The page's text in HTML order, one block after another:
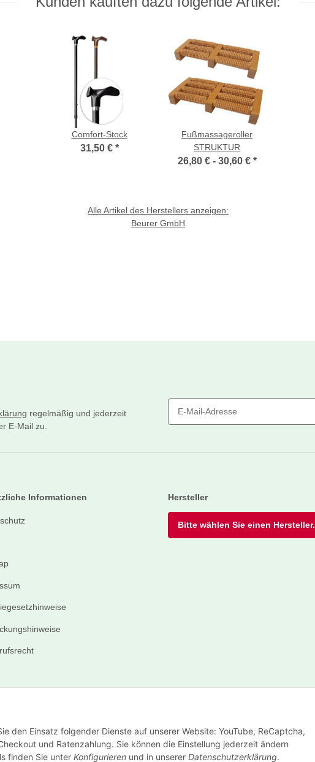
den Einsatz folgender Dienste auf unserer Website: YouTube, ReCaptcha,
und Ratenzahlung. Sie können die Einstellung jederzeit ändern
finden Sie unter Konfigurieren und in unserer Datenschutzerklärung.
Comfort-Stock
31,50 € *
Fußmassageroller
STRUKTUR
26,80 € - 30,60 € *
Alle Artikel des Herstellers anzeigen:
Beurer GmbH
regelmäßig und jederzeit
E-Mail zu.
Informationen Hersteller
Bitte wählen Sie einen Hersteller.